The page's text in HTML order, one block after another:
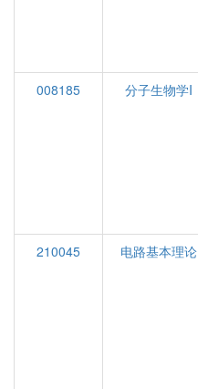
008185
分子生物学I
210045
电路基本理论